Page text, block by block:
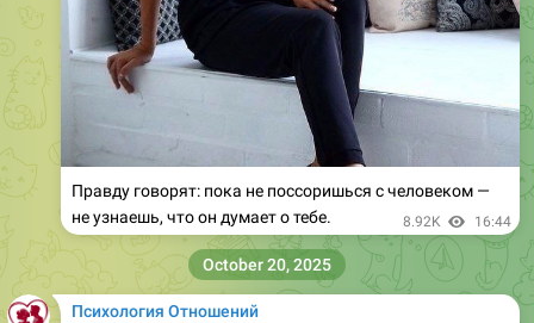
Правду говорят: пока не поссоришься с человеком —
не узнаешь, что он думает о тебе.
8.92K 16:44
Психология Отношений
October 20, 2025